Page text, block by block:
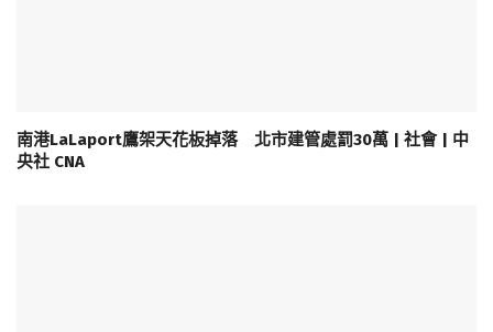
南港LaLaport鷹架天花板掉落 北市建管處罰30萬 | 社會 | 中
央社 CNA